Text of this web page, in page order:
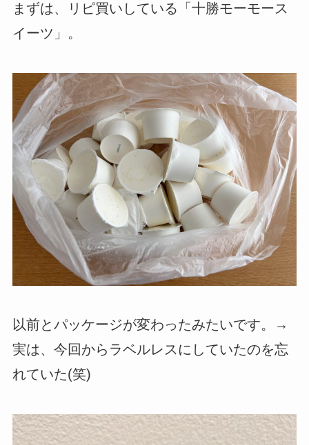
まずは、リピ買いしている「十勝モーモース
イーツ」。
以前とパッケージが変わったみたいです。→
実は、今回からラベルレスにしていたのを忘
れていた(笑)